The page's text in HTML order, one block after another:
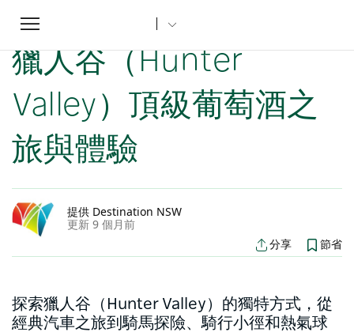
Toggle
navigation
家
獵人谷（Hunter
Valley）頂級葡萄酒之
旅與體驗
提供 Destination NSW
更新 9 個月前
分享 節省
探索獵人谷（Hunter Valley）的獨特方式，從
經典汽車之旅到騎馬探險、騎行小徑和熱氣球